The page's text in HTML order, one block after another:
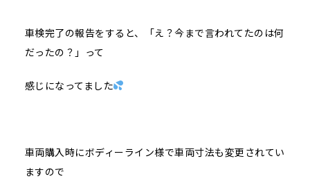
車検完了の報告をすると、「え？今まで言われてたのは何
だったの？」って
感じになってました
車両購入時にボディーライン様で車両寸法も変更されてい
ますので